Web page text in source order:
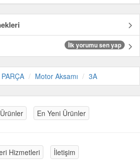
İlk yorumu sen yap
Motor Aksamı 3A
En Yeni Ürünler
Hizmetleri İletişim